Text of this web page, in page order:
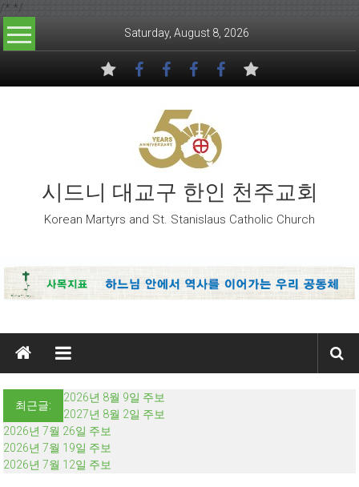
/* */
Skip to content
Saturday, August 8, 2026
시드니 대교구 한인 천주교회
Korean Martyrs and St. Stanislaus Catholic Church
최근글:
2026년 8월 9일 주보
2027년 8월 2일 주보
2026년 7월 26일 주보
2026년 7월 19일 주보
2026년 7월 12일 주보